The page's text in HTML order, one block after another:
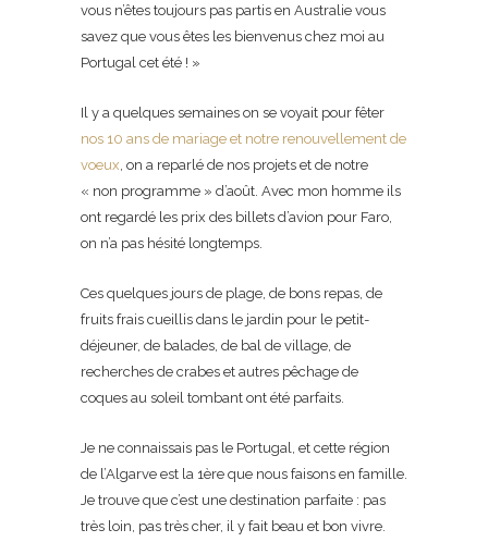
vous n’êtes toujours pas partis en Australie vous
savez que vous êtes les bienvenus chez moi au
Portugal cet été ! »
Il y a quelques semaines on se voyait pour fêter
nos 10 ans de mariage et notre renouvellement de
voeux , on a reparlé de nos projets et de notre
« non programme » d’août. Avec mon homme ils
ont regardé les prix des billets d’avion pour Faro,
on n’a pas hésité longtemps.
Ces quelques jours de plage, de bons repas, de
fruits frais cueillis dans le jardin pour le petit-
déjeuner, de balades, de bal de village, de
recherches de crabes et autres pêchage de
coques au soleil tombant ont été parfaits.
Je ne connaissais pas le Portugal, et cette région
de l’Algarve est la 1ère que nous faisons en famille.
Je trouve que c’est une destination parfaite : pas
très loin, pas très cher, il y fait beau et bon vivre.